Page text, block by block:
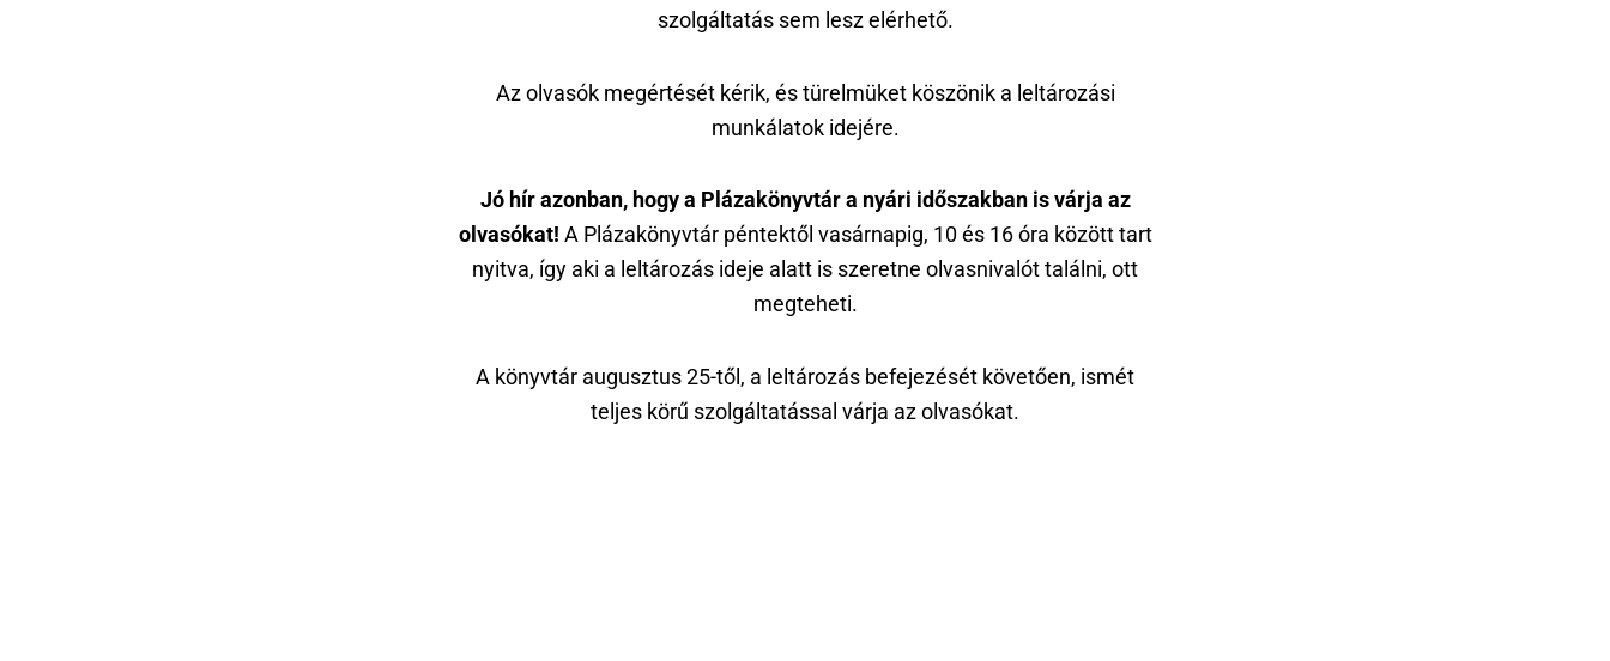
szolgáltatás sem lesz elérhető.
Az olvasók megértését kérik, és türelmüket köszönik a leltározási
munkálatok idejére.
Jó hír azonban, hogy a Plázakönyvtár a nyári időszakban is várja az
olvasókat! A Plázakönyvtár péntektől vasárnapig, 10 és 16 óra között tart
nyitva, így aki a leltározás ideje alatt is szeretne olvasnivalót találni, ott
megteheti.
A könyvtár augusztus 25-től, a leltározás befejezését követően, ismét
teljes körű szolgáltatással várja az olvasókat.